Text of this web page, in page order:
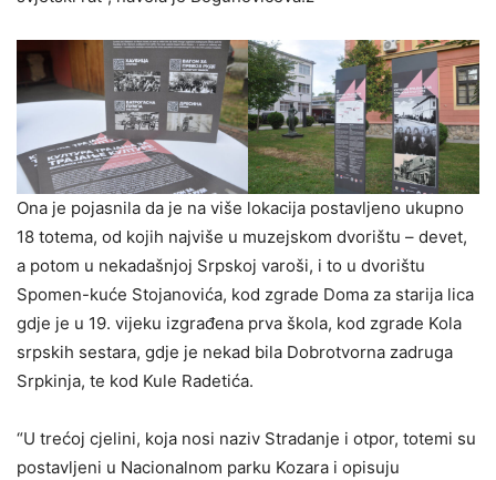
Ona je pojasnila da je na više lokacija postavljeno ukupno
18 totema, od kojih najviše u muzejskom dvorištu – devet,
a potom u nekadašnjoj Srpskoj varoši, i to u dvorištu
Spomen-kuće Stojanovića, kod zgrade Doma za starija lica
gdje je u 19. vijeku izgrađena prva škola, kod zgrade Kola
srpskih sestara, gdje je nekad bila Dobrotvorna zadruga
Srpkinja, te kod Kule Radetića.
“U trećoj cjelini, koja nosi naziv Stradanje i otpor, totemi su
postavljeni u Nacionalnom parku Kozara i opisuju